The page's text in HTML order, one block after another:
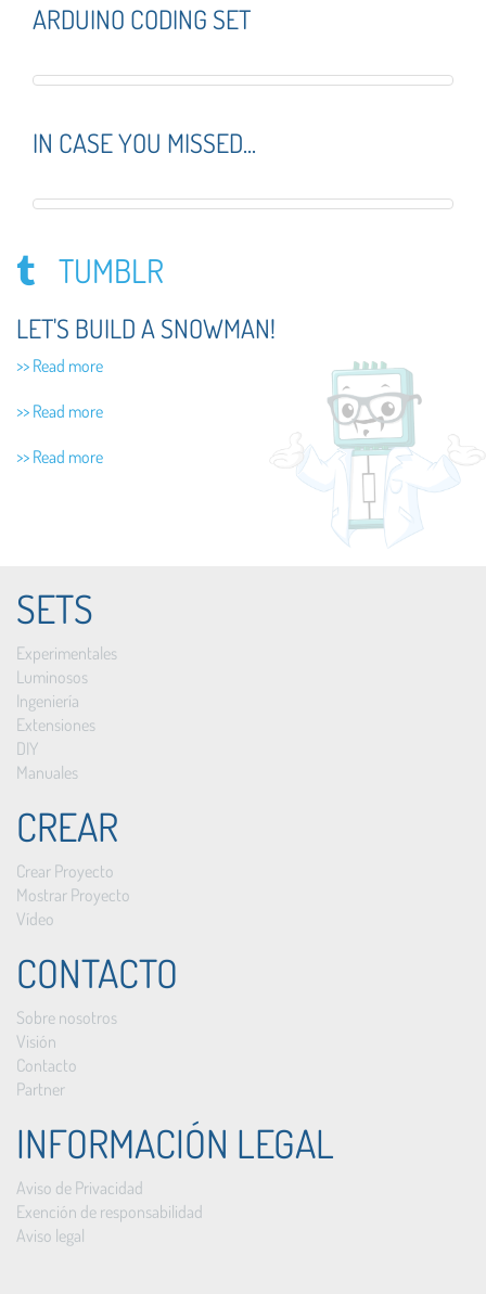
ARDUINO CODING SET
IN CASE YOU MISSED...
TUMBLR
LET'S BUILD A SNOWMAN!
>> Read more
>> Read more
>> Read more
SETS
Experimentales
Luminosos
Ingeniería
Extensiones
DIY
Manuales
CREAR
Crear Proyecto
Mostrar Proyecto
Vídeo
CONTACTO
Sobre nosotros
Visión
Contacto
Partner
INFORMACIÓN LEGAL
Aviso de Privacidad
Exención de responsabilidad
Aviso legal